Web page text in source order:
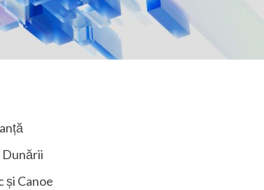
Dunării
și Canoe